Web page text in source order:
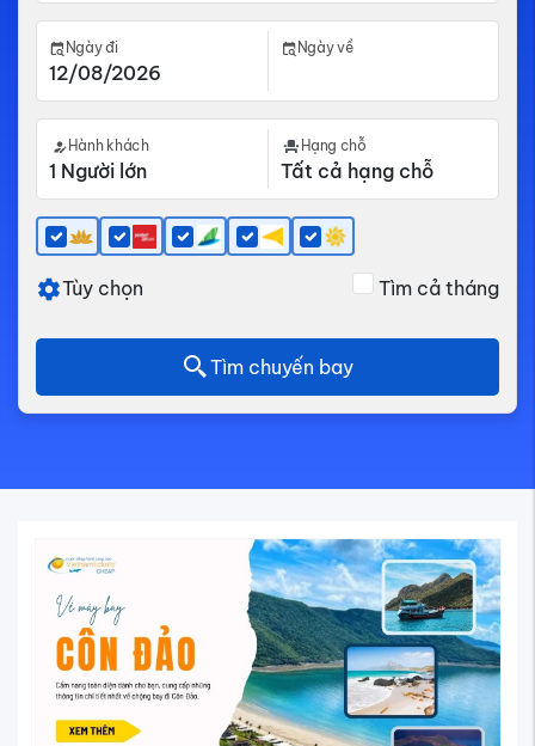
Ngày đi Ngày về
Hành khách Hạng chỗ
Tùy chọn Tìm cả tháng
Tìm chuyến bay